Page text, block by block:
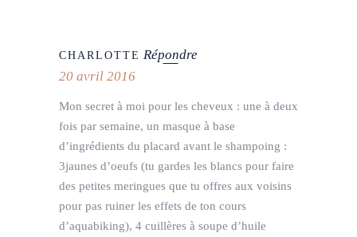
CHARLOTTE Répondre
20 avril 2016
Mon secret à moi pour les cheveux : une à deux
fois par semaine, un masque à base
d’ingrédients du placard avant le shampoing :
3jaunes d’oeufs (tu gardes les blancs pour faire
des petites meringues que tu offres aux voisins
pour pas ruiner les effets de ton cours
d’aquabiking), 4 cuillères à soupe d’huile